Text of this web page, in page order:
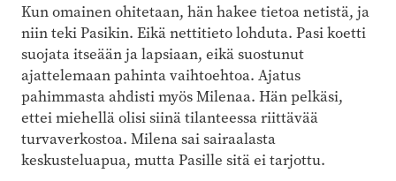
Kun omainen ohitetaan, hän hakee tietoa netistä, ja
niin teki Pasikin. Eikä nettitieto lohduta. Pasi koetti
suojata itseään ja lapsiaan, eikä suostunut
ajattelemaan pahinta vaihtoehtoa. Ajatus
pahimmasta ahdisti myös Milenaa. Hän pelkäsi,
ettei miehellä olisi siinä tilanteessa riittävää
turvaverkostoa. Milena sai sairaalasta
keskusteluapua, mutta Pasille sitä ei tarjottu.